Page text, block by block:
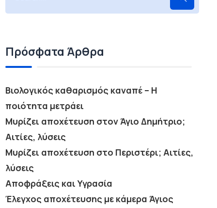
Πρόσφατα Άρθρα
Βιολογικός καθαρισμός καναπέ – Η
ποιότητα μετράει
Μυρίζει αποχέτευση στον Άγιο Δημήτριο;
Αιτίες, λύσεις
Μυρίζει αποχέτευση στο Περιστέρι; Αιτίες,
λύσεις
Αποφράξεις και Υγρασία
Έλεγχος αποχέτευσης με κάμερα Άγιος